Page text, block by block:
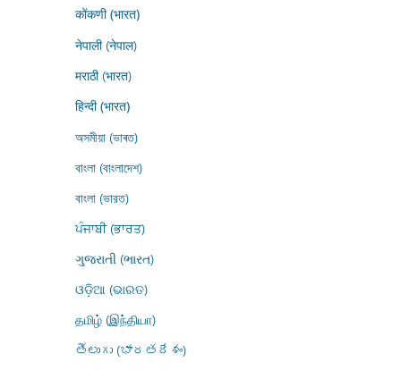
कोंकणी (भारत)
नेपाली (नेपाल)
मराठी (भारत)
हिन्दी (भारत)
অসমীয়া (ভাৰত)
বাংলা (বাংলাদেশ)
বাংলা (ভারত)
ਪੰਜਾਬੀ (ਭਾਰਤ)
ગુજરાતી (ભારત)
ଓଡ଼ିଆ (ଭାରତ)
தமிழ் (இந்தியா)
తెలుగు (భారతదేశం)